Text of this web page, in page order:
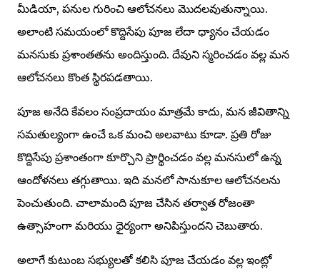
మీడియా, పనుల గురించి ఆలోచనలు మొదలవుతున్నాయి.
అలాంటి సమయంలో కొద్దిసేపు పూజ లేదా ధ్యానం చేయడం
మనసుకు ప్రశాంతతను అందిస్తుంది. దేవుని స్మరించడం వల్ల మన
ఆలోచనలు కొంత స్థిరపడతాయి.
పూజ అనేది కేవలం సంప్రదాయం మాత్రమే కాదు, మన జీవితాన్ని
సమతుల్యంగా ఉంచే ఒక మంచి అలవాటు కూడా. ప్రతి రోజు
కొద్దిసేపు ప్రశాంతంగా కూర్చొని ప్రార్థించడం వల్ల మనసులో ఉన్న
ఆందోళనలు తగ్గుతాయి. ఇది మనలో సానుకూల ఆలోచనలను
పెంచుతుంది. చాలామంది పూజ చేసిన తర్వాత రోజంతా
ఉత్సాహంగా మరియు ధైర్యంగా అనిపిస్తుందని చెబుతారు.
అలాగే కుటుంబ సభ్యులతో కలిసి పూజ చేయడం వల్ల ఇంట్లో